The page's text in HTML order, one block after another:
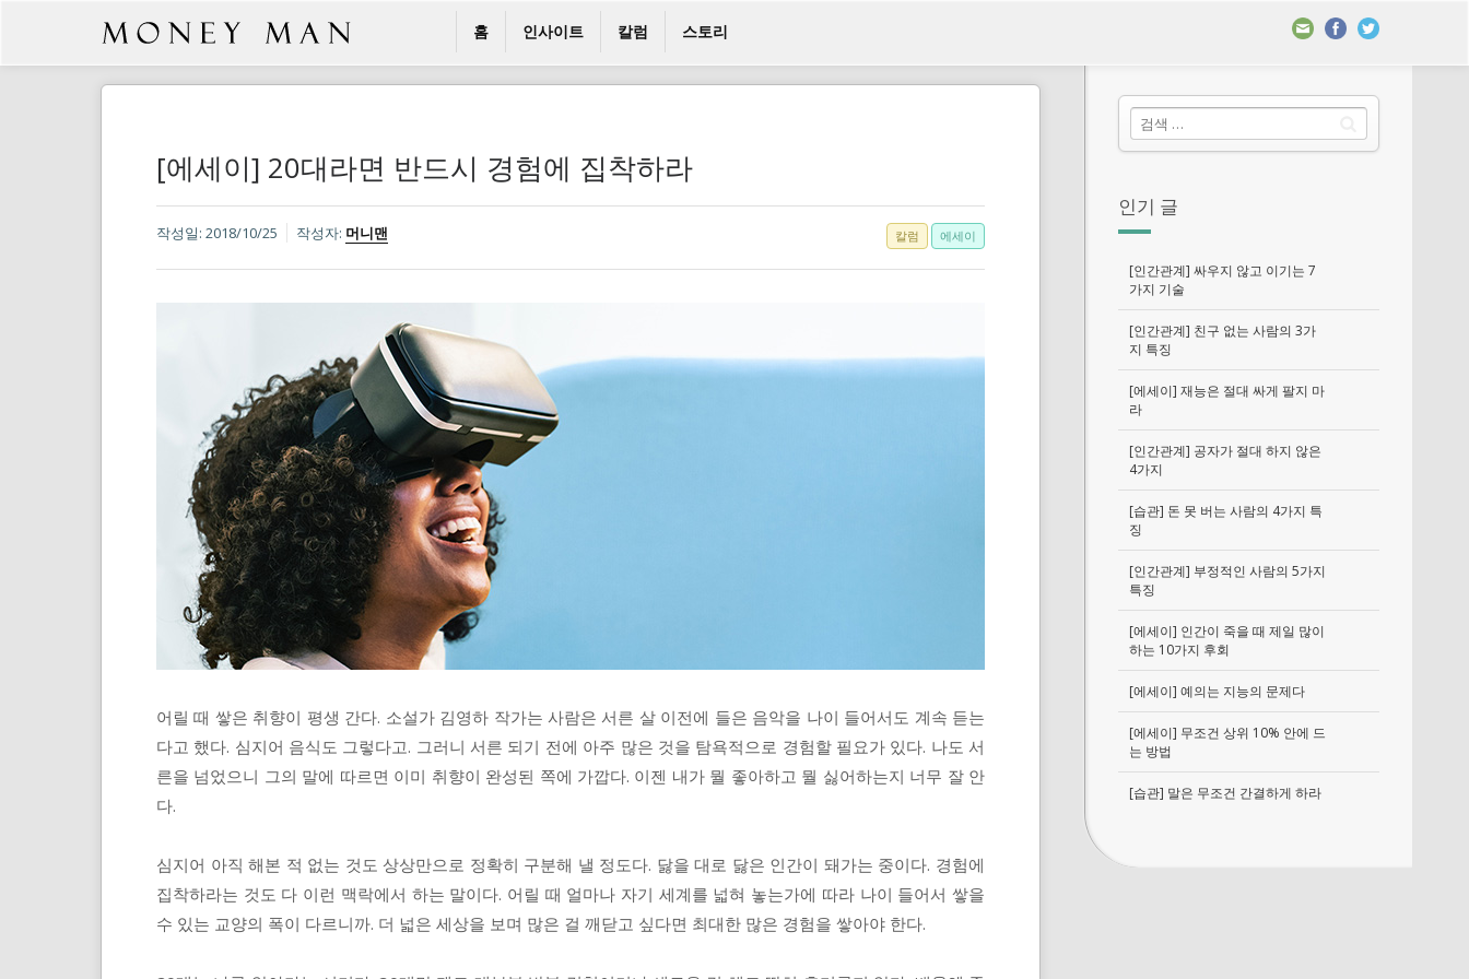
홈 인사이트 칼럼 스토리
인기 글
[인간관계] 싸우지 않고 이기는 7
가지 기술
[인간관계] 친구 없는 사람의 3가
지 특징
[에세이] 재능은 절대 싸게 팔지 마
라
[인간관계] 공자가 절대 하지 않은
4가지
[습관] 돈 못 버는 사람의 4가지 특
징
[인간관계] 부정적인 사람의 5가지
특징
[에세이] 인간이 죽을 때 제일 많이
하는 10가지 후회
[에세이] 예의는 지능의 문제다
[에세이] 무조건 상위 10% 안에 드
는 방법
[습관] 말은 무조건 간결하게 하라
[에세이] 20대라면 반드시 경험에 집착하라
작성일: 2018/10/25 작성자: 머니맨 에세이
칼럼
어릴 때 쌓은 취향이 평생 간다. 소설가 김영하 작가는 사람은 서른 살 이전에 들은 음악을 나이 들어서도 계속 듣는
다고 했다. 심지어 음식도 그렇다고. 그러니 서른 되기 전에 아주 많은 것을 탐욕적으로 경험할 필요가 있다. 나도 서
른을 넘었으니 그의 말에 따르면 이미 취향이 완성된 쪽에 가깝다. 이젠 내가 뭘 좋아하고 뭘 싫어하는지 너무 잘 안
다.
심지어 아직 해본 적 없는 것도 상상만으로 정확히 구분해 낼 정도다. 닳을 대로 닳은 인간이 돼가는 중이다. 경험에
집착하라는 것도 다 이런 맥락에서 하는 말이다. 어릴 때 얼마나 자기 세계를 넓혀 놓는가에 따라 나이 들어서 쌓을
수 있는 교양의 폭이 다르니까. 더 넓은 세상을 보며 많은 걸 깨닫고 싶다면 최대한 많은 경험을 쌓아야 한다.